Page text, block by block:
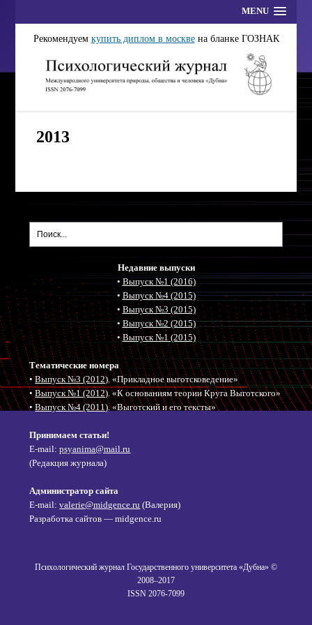
MENU
Рекомендуем купить диплом в москвена бланке ГОЗНАК
2013
Недавние выпуски
•Выпуск №1 (2016)
•Выпуск №4 (2015)
• Выпуск №3 (2015)
•Выпуск №2 (2015)
• Выпуск №1 (2015)
Тематические номера
•Выпуск №3 (2012). «Прикладное выготсковедение»
•Выпуск №1 (2012) . «К основаниям теории Круга Выготского»
•Выпуск №4 (2011). «Выготский и его тексты»
Принимаем статьи!
E-mail:psyanima@mail.ru
(Редакция журнала)
Администратор сайта
E-mail:valerie@midgence.ru (Валерия)
Разработка сайтов — midgence.ru
Психологический журнал Государственного университета «Дубна» ©
2008–2017
ISSN 2076-7099